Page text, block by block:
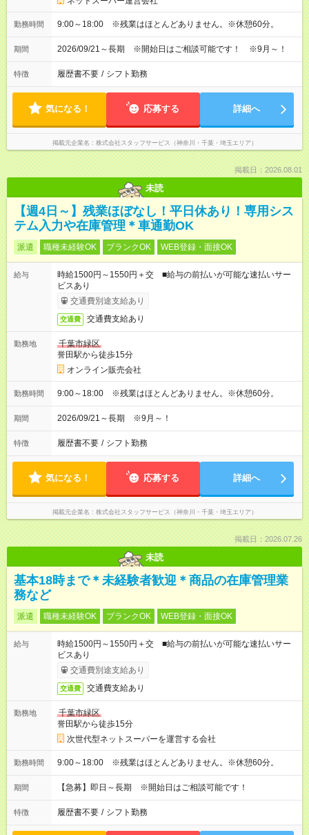
勤務時間 9:00～18:00 ※残業はほとんどありません。※休憩60分。
期間 2026/09/21～長期 ※開始日はご相談可能です！ ※9月～！
特徴 履歴書不要 / シフト勤務
気になる！ 応募する 詳細へ
掲載元企業名 株式会社スタッフサービス（神奈川・千葉・埼玉エリア）
掲載日：2026.08.01
未読
【週4日～】残業ほぼなし！平日休あり！専用シス
テム入力や在庫管理＊車通勤OK
派遣 職種未経験OK ブランクOK WEB登録・面接OK
給与
時給1500円～1550円＋交 ■給与の前払いが可能な速払いサー
ビスあり
交通費別途支給あり
交通費 交通費支給あり
勤務地
千葉市緑区
誉田駅から徒歩15分
オンライン販売会社
勤務時間 9:00～18:00 ※残業はほとんどありません。※休憩60分。
期間 2026/09/21～長期 ※9月～！
特徴 履歴書不要 / シフト勤務
気になる！ 応募する 詳細へ
掲載元企業名 株式会社スタッフサービス（神奈川・千葉・埼玉エリア）
掲載日：2026.07.26
未読
基本18時まで＊未経験者歓迎＊商品の在庫管理業
務など
派遣 職種未経験OK ブランクOK WEB登録・面接OK
給与
時給1500円～1550円＋交 ■給与の前払いが可能な速払いサー
ビスあり
交通費別途支給あり
交通費 交通費支給あり
勤務地
千葉市緑区
誉田駅から徒歩15分
次世代型ネットスーパーを運営する会社
勤務時間 9:00～18:00 ※残業はほとんどありません。※休憩60分。
期間 【急募】即日～長期 ※開始日はご相談可能です！
特徴 履歴書不要 / シフト勤務